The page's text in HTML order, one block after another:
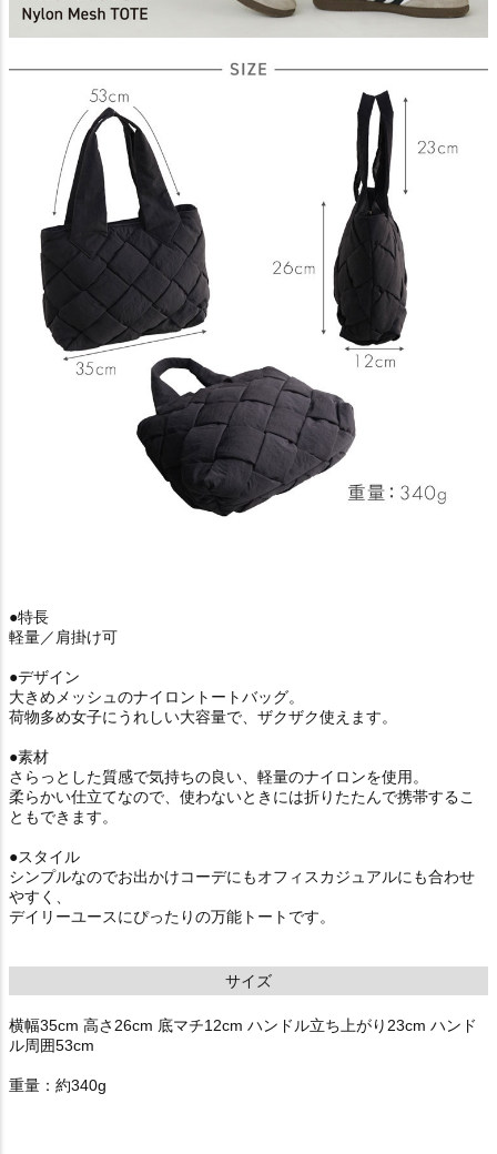
●特長
軽量／肩掛け可
●デザイン
大きめメッシュのナイロントートバッグ。
荷物多め女子にうれしい大容量で、ザクザク使えます。
●素材
さらっとした質感で気持ちの良い、軽量のナイロンを使用。
柔らかい仕立てなので、使わないときには折りたたんで携帯するこ
ともできます。
●スタイル
シンプルなのでお出かけコーデにもオフィスカジュアルにも合わせ
やすく、
デイリーユースにぴったりの万能トートです。
サイズ
横幅35cm 高さ26cm 底マチ12cm ハンドル立ち上がり23cm ハンド
ル周囲53cm
重量：約340g